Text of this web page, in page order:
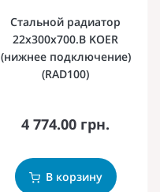
Стальной радиатор
22х300х700.B KOER
(нижнее подключение)
(RAD100)
4 774.00 грн.
В корзину